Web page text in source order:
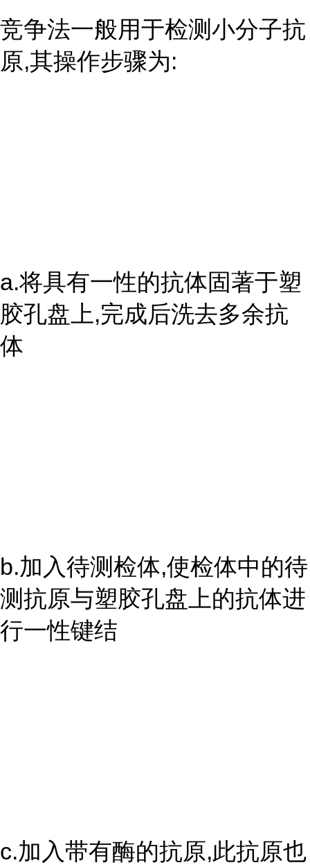
竞争法一般用于检测小分子抗
原,其操作步骤为:
a.将具有一性的抗体固著于塑
胶孔盘上,完成后洗去多余抗
体
b.加入待测检体,使检体中的待
测抗原与塑胶孔盘上的抗体进
行一性键结
c.加入带有酶的抗原,此抗原也